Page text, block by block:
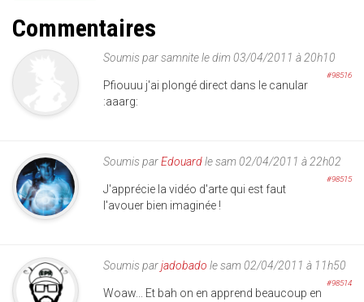
Commentaires
Soumis parsamnitele dim 03/04/2011 à 20h10
#98516
Pfiouuu j'ai plongé direct dans le canular
:aaarg:
Soumis parEdouardle sam 02/04/2011 à 22h02
#98515
J'apprécie la vidéo d'arte qui est faut
l'avouer bien imaginée !
Soumis parjadobado le sam 02/04/2011 à 11h50
#98514
Woaw... Et bah on en apprend beaucoup en